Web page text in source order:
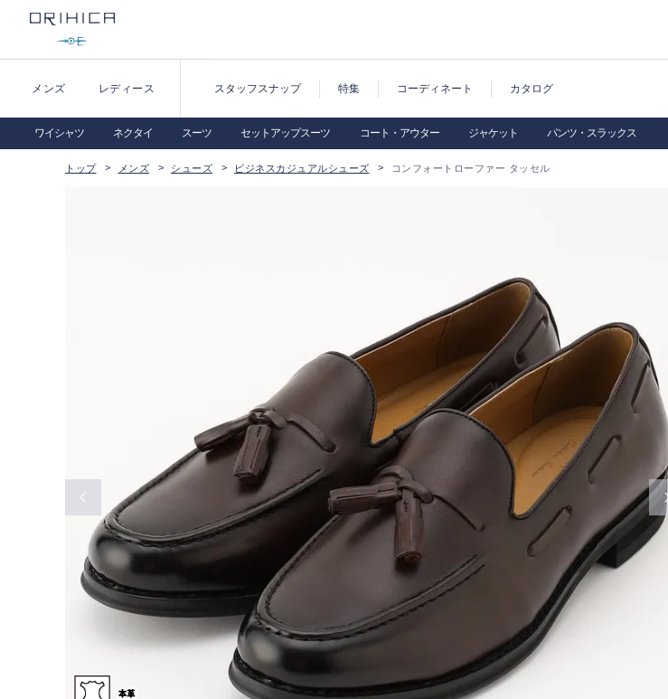
メンズ レディース スタッフスナップ 特集 コーディネート カタログ
ワイシャツ ネクタイ スーツ セットアップスーツ コート・アウター ジャケット パンツ・スラックス
トップ メンズ シューズ ビジネスカジュアルシューズ コンフォートローファー タッセル